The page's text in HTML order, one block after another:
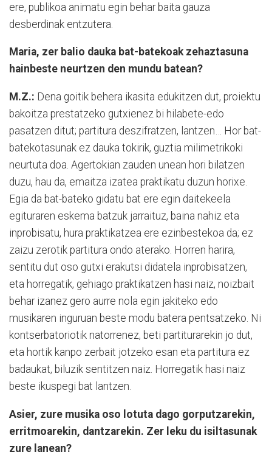
ere, publikoa animatu egin behar baita gauza
desberdinak entzutera.
Maria, zer balio dauka bat-batekoak zehaztasuna
hainbeste neurtzen den mundu batean?
M.Z.: Dena goitik behera ikasita edukitzen dut, proiektu
bakoitza prestatzeko gutxienez bi hilabete-edo
pasatzen ditut; partitura deszifratzen, lantzen… Hor bat-
batekotasunak ez dauka tokirik, guztia milimetrikoki
neurtuta doa. Agertokian zauden unean hori bilatzen
duzu, hau da, emaitza izatea praktikatu duzun horixe.
Egia da bat-bateko gidatu bat ere egin daitekeela
egituraren eskema batzuk jarraituz, baina nahiz eta
inprobisatu, hura praktikatzea ere ezinbestekoa da; ez
zaizu zerotik partitura ondo aterako. Horren harira,
sentitu dut oso gutxi erakutsi didatela inprobisatzen,
eta horregatik, gehiago praktikatzen hasi naiz, noizbait
behar izanez gero aurre nola egin jakiteko edo
musikaren inguruan beste modu batera pentsatzeko. Ni
kontserbatoriotik natorrenez, beti partiturarekin jo dut,
eta hortik kanpo zerbait jotzeko esan eta partitura ez
badaukat, biluzik sentitzen naiz. Horregatik hasi naiz
beste ikuspegi bat lantzen.
Asier, zure musika oso lotuta dago gorputzarekin,
erritmoarekin, dantzarekin. Zer leku du isiltasunak
zure lanean?